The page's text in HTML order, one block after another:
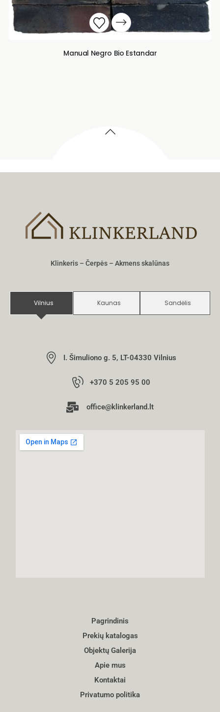
Manual Negro Bio Estandar
Klinkeris – Čerpės – Akmens skalūnas
Vilnius Kaunas Sandėlis
I. Šimuliono g. 5, LT-04330 Vilnius
+370 5 205 95 00
office@klinkerland.lt
Pagrindinis
Prekių katalogas
Objektų Galerija
Apie mus
Kontaktai
Privatumo politika